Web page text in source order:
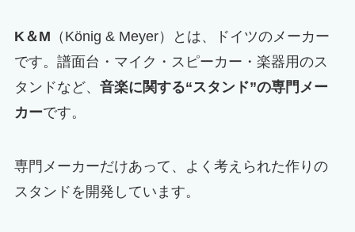
K＆M （König & Meyer）とは、ドイツのメーカー
です。譜面台・マイク・スピーカー・楽器用のス
タンドなど、 音楽に関する“スタンド”の専門メー
カーです。
専門メーカーだけあって、よく考えられた作りの
スタンドを開発しています。